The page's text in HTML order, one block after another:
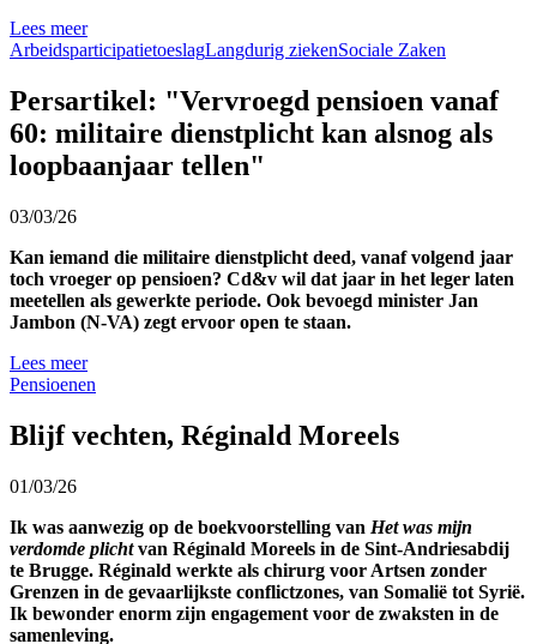
Lees meer
ArbeidsparticipatietoeslagLangdurig ziekenSociale Zaken
Persartikel: "Vervroegd pensioen vanaf
60: militaire dienstplicht kan alsnog als
loopbaanjaar tellen"
03/03/26
Kan iemand die militaire dienstplicht deed, vanaf volgend jaar
toch vroeger op pensioen? Cd&v wil dat jaar in het leger laten
meetellen als gewerkte periode. Ook bevoegd minister Jan
Jambon (N-VA) zegt ervoor open te staan.
Lees meer
Pensioenen
Blijf vechten, Réginald Moreels
01/03/26
Ik was aanwezig op de boekvoorstelling van Het was mijn
verdomde plichtvan Réginald Moreels in de Sint-Andriesabdij
te Brugge. Réginald werkte als chirurg voor Artsen zonder
Grenzen in de gevaarlijkste conflictzones, van Somalië tot Syrië.
Ik bewonder enorm zijn engagement voor de zwaksten in de
samenleving.